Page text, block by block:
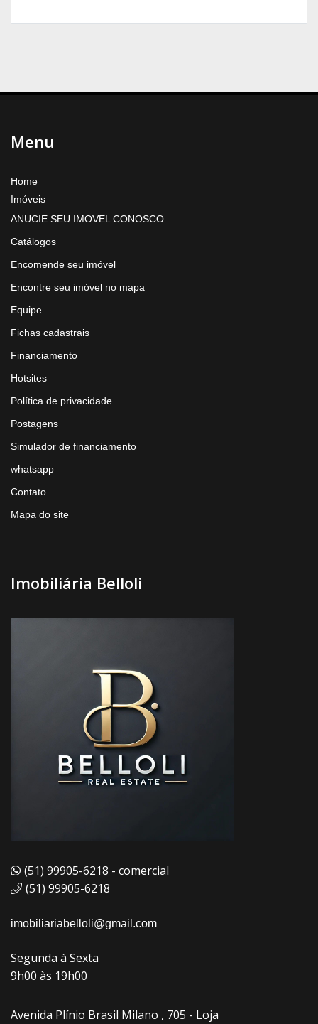
Menu
Home
Imóveis
ANUCIE SEU IMOVEL CONOSCO
Catálogos
Encomende seu imóvel
Encontre seu imóvel no mapa
Equipe
Fichas cadastrais
Financiamento
Hotsites
Política de privacidade
Postagens
Simulador de financiamento
whatsapp
Contato
Mapa do site
Imobiliária Belloli
(51) 99905-6218 - comercial
(51) 99905-6218
imobiliariabelloli@gmail.com
Segunda à Sexta
9h00 às 19h00
Avenida Plínio Brasil Milano , 705 - Loja